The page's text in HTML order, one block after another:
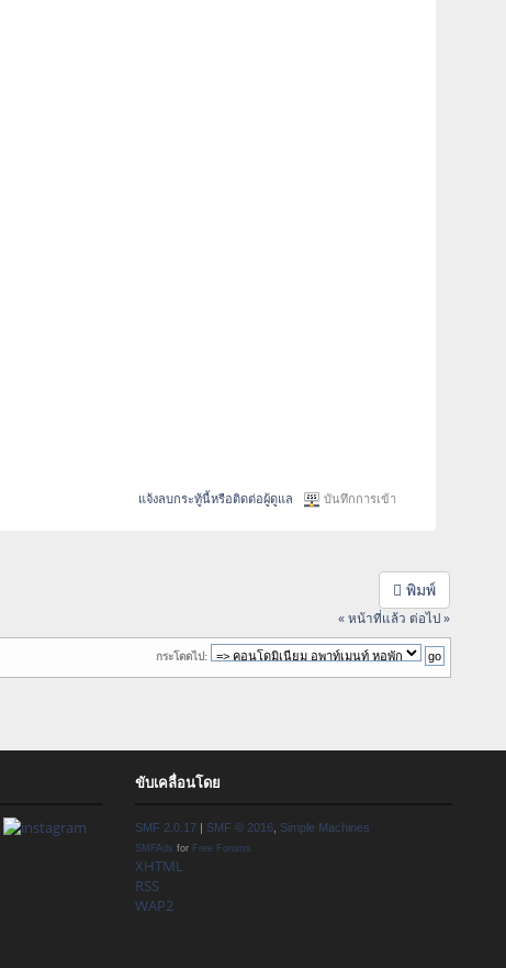
แจ้งลบกระทู้นี้หรือติดต่อผู้ดูแล บันทึกการเข้า
พิมพ์
« หน้าที่แล้ว ต่อไป »
กระโดดไป:
ขับเคลื่อนโดย
SMF 2.0.17 | SMF © 2016 Simple Machines
SMFAds for Free Forums
XHTML
RSS
WAP2